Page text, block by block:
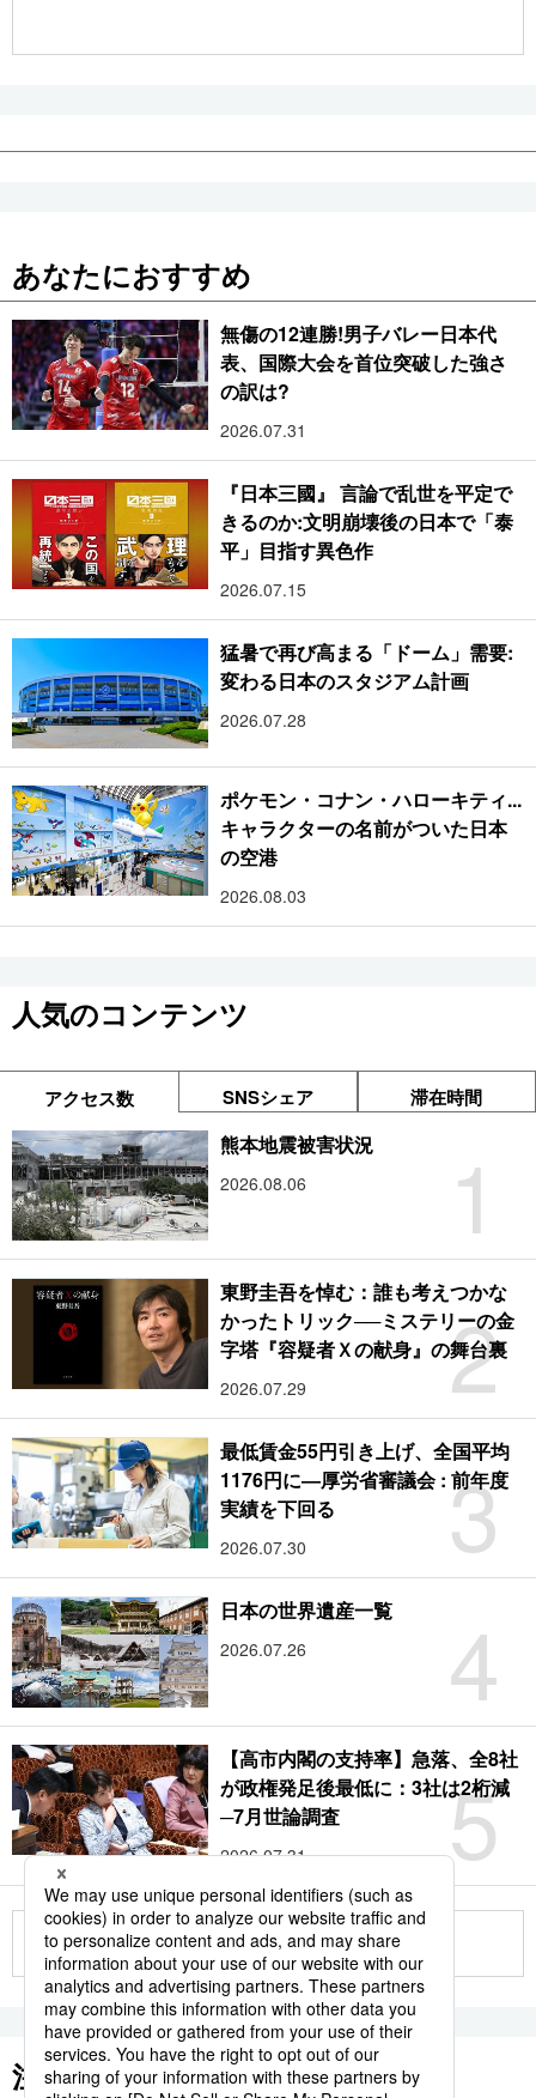
あなたにおすすめ
無傷の12連勝!男子バレー日本代
表、国際大会を首位突破した強さ
の訳は?
2026.07.31
『日本三國』 言論で乱世を平定で
きるのか:文明崩壊後の日本で「泰
平」目指す異色作
2026.07.15
猛暑で再び高まる「ドーム」需要:
変わる日本のスタジアム計画
2026.07.28
ポケモン・コナン・ハローキティ...
キャラクターの名前がついた日本
の空港
2026.08.03
人気のコンテンツ
アクセス数 SNSシェア 滞在時間
1
熊本地震被害状況
2026.08.06
2
東野圭吾を悼む：誰も考えつかな
かったトリック──ミステリーの金
字塔『容疑者Ｘの献身』の舞台裏
2026.07.29
3
最低賃金55円引き上げ、全国平均
1176円に―厚労省審議会 : 前年度
実績を下回る
2026.07.30
4
日本の世界遺産一覧
2026.07.26
5
【高市内閣の支持率】急落、全8社
が政権発足後最低に：3社は2桁減
─7月世論調査
2026.07.31
もっと見る
注目のキーワード